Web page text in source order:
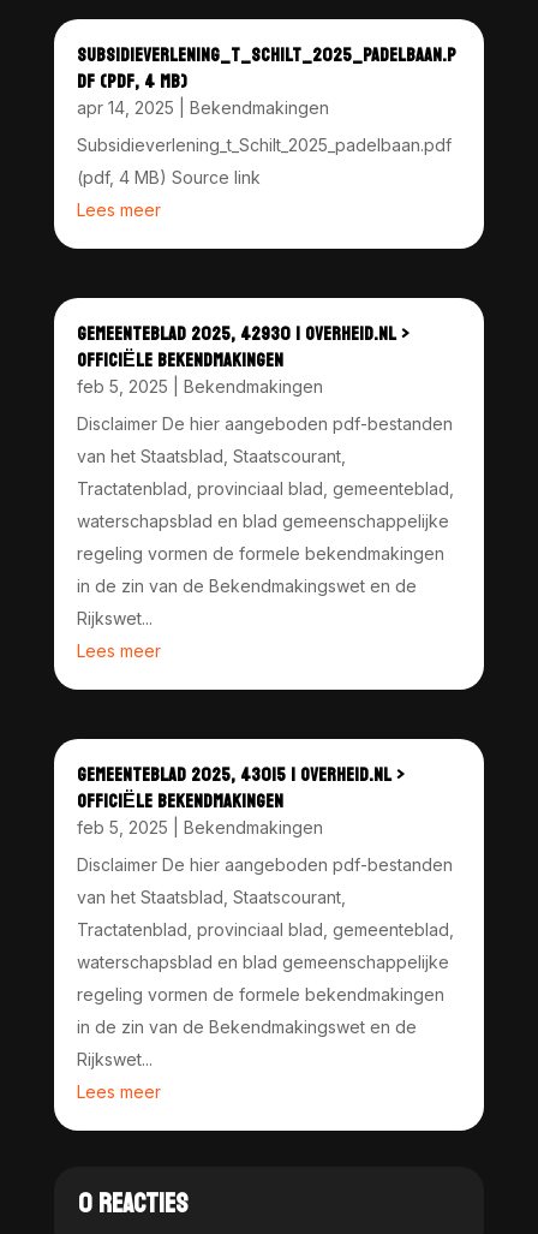
SUBSIDIEVERLENING_T_SCHILT_2025_PADELBAAN.P
DF (PDF, 4 MB)
apr 14, 2025
Bekendmakingen
Subsidieverlening_t_Schilt_2025_padelbaan.pdf
(pdf, 4 MB) Source link
Lees meer
GEMEENTEBLAD 2025, 42930 | OVERHEID.NL >
OFFICIËLE BEKENDMAKINGEN
feb 5, 2025
Bekendmakingen
Disclaimer De hier aangeboden pdf-bestanden
van het Staatsblad, Staatscourant,
Tractatenblad, provinciaal blad, gemeenteblad,
waterschapsblad en blad gemeenschappelijke
regeling vormen de formele bekendmakingen
in de zin van de Bekendmakingswet en de
Rijkswet...
Lees meer
GEMEENTEBLAD 2025, 43015 | OVERHEID.NL >
OFFICIËLE BEKENDMAKINGEN
feb 5, 2025
Bekendmakingen
Disclaimer De hier aangeboden pdf-bestanden
van het Staatsblad, Staatscourant,
Tractatenblad, provinciaal blad, gemeenteblad,
waterschapsblad en blad gemeenschappelijke
regeling vormen de formele bekendmakingen
in de zin van de Bekendmakingswet en de
Rijkswet...
Lees meer
0 REACTIES